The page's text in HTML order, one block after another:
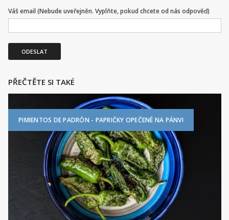
Váš email (Nebude uveřejněn. Vyplňte, pokud chcete od nás odpověď)
ODESLAT
PŘEČTĚTE SI TAKÉ
PIMIENTOS DE PADRÓN - PAPRIČKY OPEČENÉ NA PÁNVI